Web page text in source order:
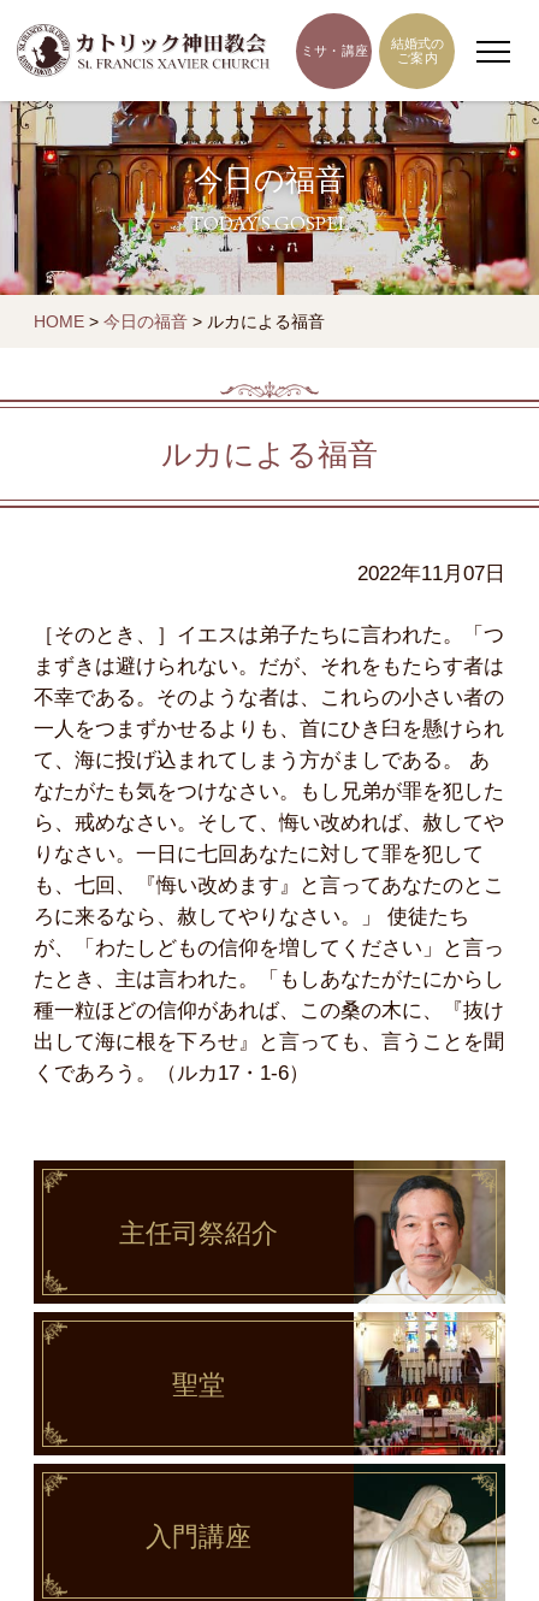
ミサ・講座
結婚式の
ご案内
今日の福音
TODAY'S GOSPEL
HOME > 今日の福音 > ルカによる福音
ルカによる福音
2022年11月07日
［そのとき、］イエスは弟子たちに言われた。「つ
まずきは避けられない。だが、それをもたらす者は
不幸である。そのような者は、これらの小さい者の
一人をつまずかせるよりも、首にひき臼を懸けられ
て、海に投げ込まれてしまう方がましである。 あ
なたがたも気をつけなさい。もし兄弟が罪を犯した
ら、戒めなさい。そして、悔い改めれば、赦してや
りなさい。一日に七回あなたに対して罪を犯して
も、七回、『悔い改めます』と言ってあなたのとこ
ろに来るなら、赦してやりなさい。」 使徒たち
が、「わたしどもの信仰を増してください」と言っ
たとき、主は言われた。「もしあなたがたにからし
種一粒ほどの信仰があれば、この桑の木に、『抜け
出して海に根を下ろせ』と言っても、言うことを聞
くであろう。（ルカ17・1-6）
主任司祭紹介
聖堂
入門講座